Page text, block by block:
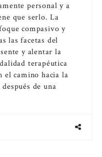
personal y a
que serlo. La
compasivo y
las facetas del
y alentar la
terapéutica
el camino hacia la
de una